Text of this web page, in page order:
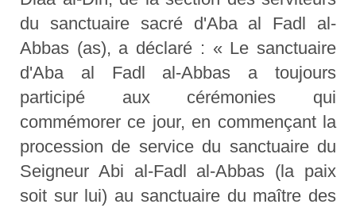
du sanctuaire sacré d'Aba al Fadl al-
Abbas (as), a déclaré : « Le sanctuaire
d'Aba al Fadl al-Abbas a toujours
participé aux cérémonies qui
commémorer ce jour, en commençant la
procession de service du sanctuaire du
Seigneur Abi al-Fadl al-Abbas (la paix
soit sur lui) au sanctuaire du maître des